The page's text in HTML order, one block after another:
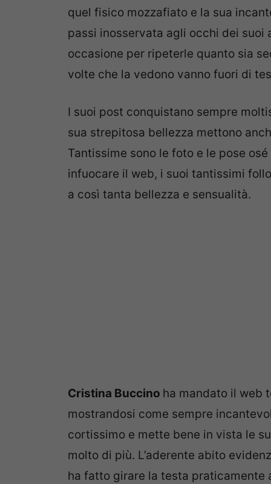
quel fisico mozzafiato e la sua
passi inosservata agli occhi dei suoi
occasione per ripeterle quanto sia
volte che la vedono vanno fuori di
I suoi post conquistano sempre
sua strepitosa bellezza mettono
Tantissime sono le foto e le pose
infuocare il web, i suoi tantissimi
a così tanta bellezza e sensualità.
Cristina Buccino ha mandato il web
mostrandosi come sempre
cortissimo e mette bene in vista le
molto di più. L’aderente abito
ha fatto girare la testa